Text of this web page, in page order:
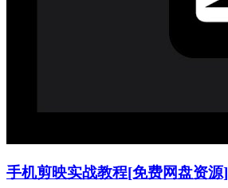
手机剪映实战教程[免费网盘资源]